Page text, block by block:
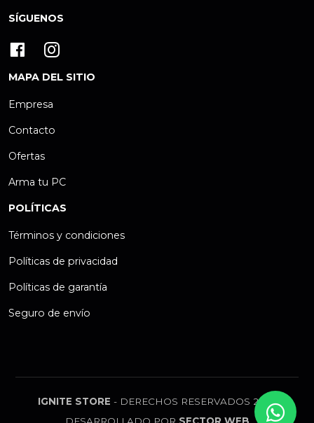
SÍGUENOS
MAPA DEL SITIO
Empresa
Contacto
Ofertas
Arma tu PC
POLÍTICAS
Términos y condiciones
Políticas de privacidad
Políticas de garantía
Seguro de envío
IGNITE STORE - DERECHOS RESERVADOS 2026